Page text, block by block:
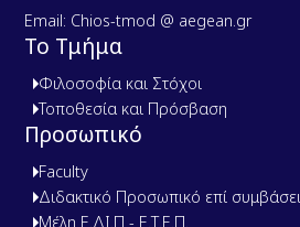
Email: Chios-tmod @ aegean.gr
Το Τμήμα
Φιλοσοφία και Στόχοι
Τοποθεσία και Πρόσβαση
Προσωπικό
Faculty
Διδακτικό Προσωπικό επί συμβάσει
Μέλη Ε.ΔΙ.Π - Ε.Τ.Ε.Π.